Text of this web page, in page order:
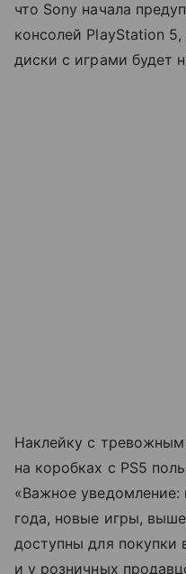
что Sony начала
консолей PlayStation
диски с играми будет
Наклейку с
на коробках с PS5
«Важное уведомление:
года, новые игры,
доступны для покупки
и у розничных